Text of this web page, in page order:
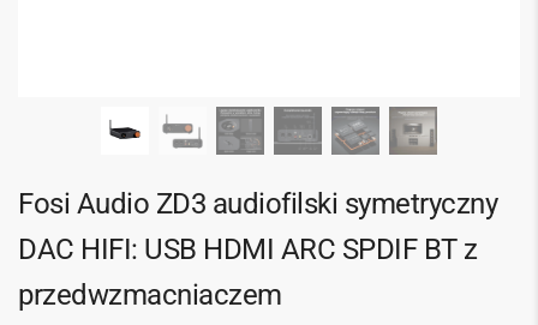
Fosi Audio ZD3 audiofilski symetryczny
DAC HIFI: USB HDMI ARC SPDIF BT z
przedwzmacniaczem